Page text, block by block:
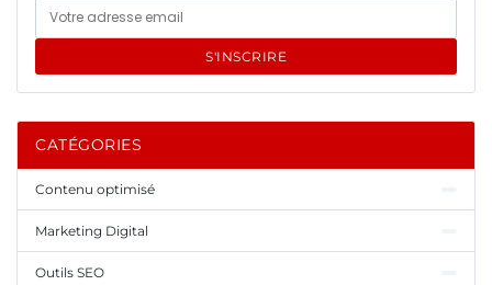
S'INSCRIRE
CATÉGORIES
Contenu optimisé
Marketing Digital
Outils SEO